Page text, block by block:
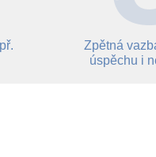
Zpětná
úspěchu i